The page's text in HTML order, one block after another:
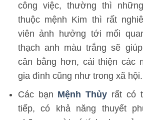
công việc, thường thì
thuộc mệnh Kim thì rất
viên ảnh hưởng tới mối
thạch anh màu trắng sẽ
cân bằng hơn, cải thiện các
gia đình cũng như trong xã hội.
Các bạn Mệnh Thủy rất có
tiếp, có khả năng thuyết